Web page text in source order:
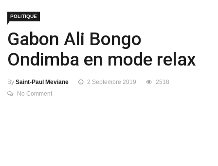
POLITIQUE
Gabon Ali Bongo
Ondimba en mode relax
By Saint-Paul Meviane 2 Septembre 2019
2518
No Comment